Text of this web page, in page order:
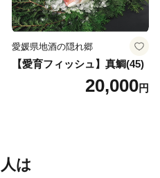
愛媛県地酒の隠れ郷
【愛育フィッシュ】真鯛(45)
20,000円
は